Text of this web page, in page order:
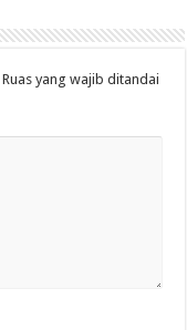
Ruas yang wajib ditandai